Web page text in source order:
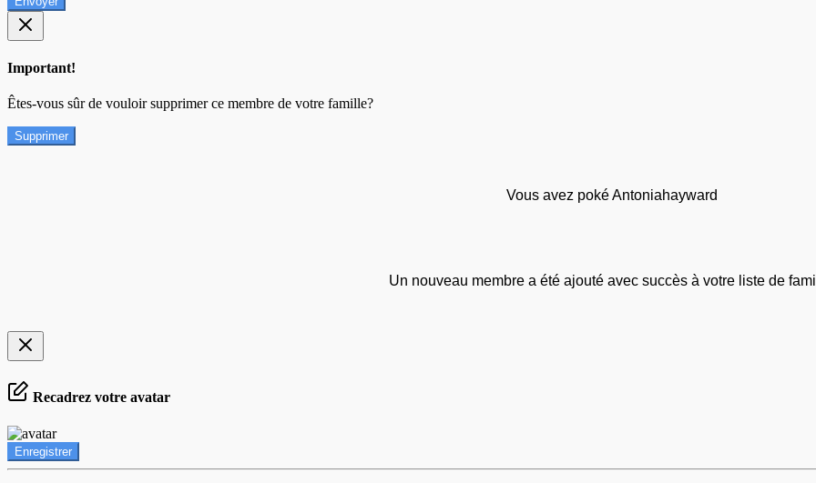
Important!
Êtes-vous sûr de vouloir supprimer ce membre de votre famille?
Supprimer
Vous avez poké Antoniahayward
Un nouveau membre a été ajouté avec succès à votre liste de
Recadrez votre avatar
Enregistrer